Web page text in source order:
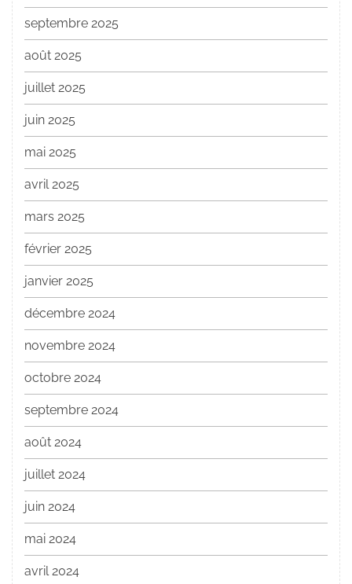
septembre 2025
août 2025
juillet 2025
juin 2025
mai 2025
avril 2025
mars 2025
février 2025
janvier 2025
décembre 2024
novembre 2024
octobre 2024
septembre 2024
août 2024
juillet 2024
juin 2024
mai 2024
avril 2024